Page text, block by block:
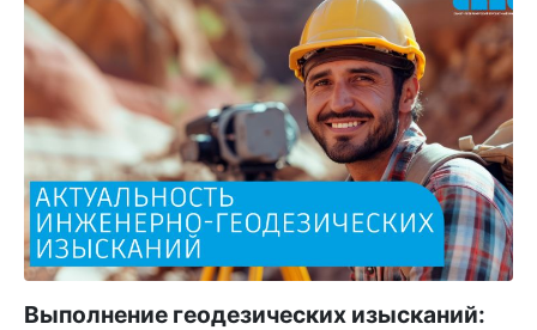
Выполнение геодезических изысканий: